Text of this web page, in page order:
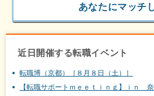
あなたにマッチ
近日開催する転職イベント
転職博（京都）［８月８日（土）］
【転職サポートｍｅｅｔｉｎｇ】ｉｎ